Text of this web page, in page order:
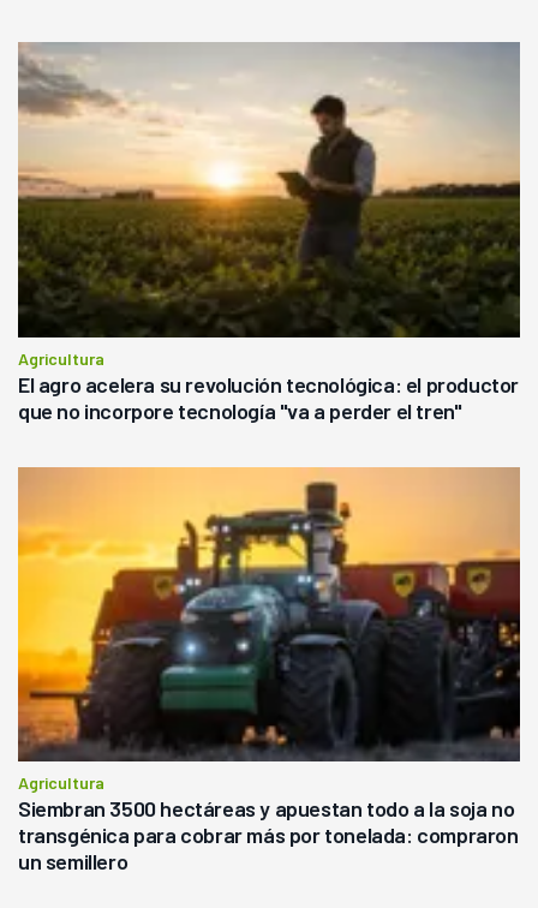
Agricultura
El agro acelera su revolución tecnológica: el productor
que no incorpore tecnología "va a perder el tren"
Agricultura
Siembran 3500 hectáreas y apuestan todo a la soja no
transgénica para cobrar más por tonelada: compraron
un semillero